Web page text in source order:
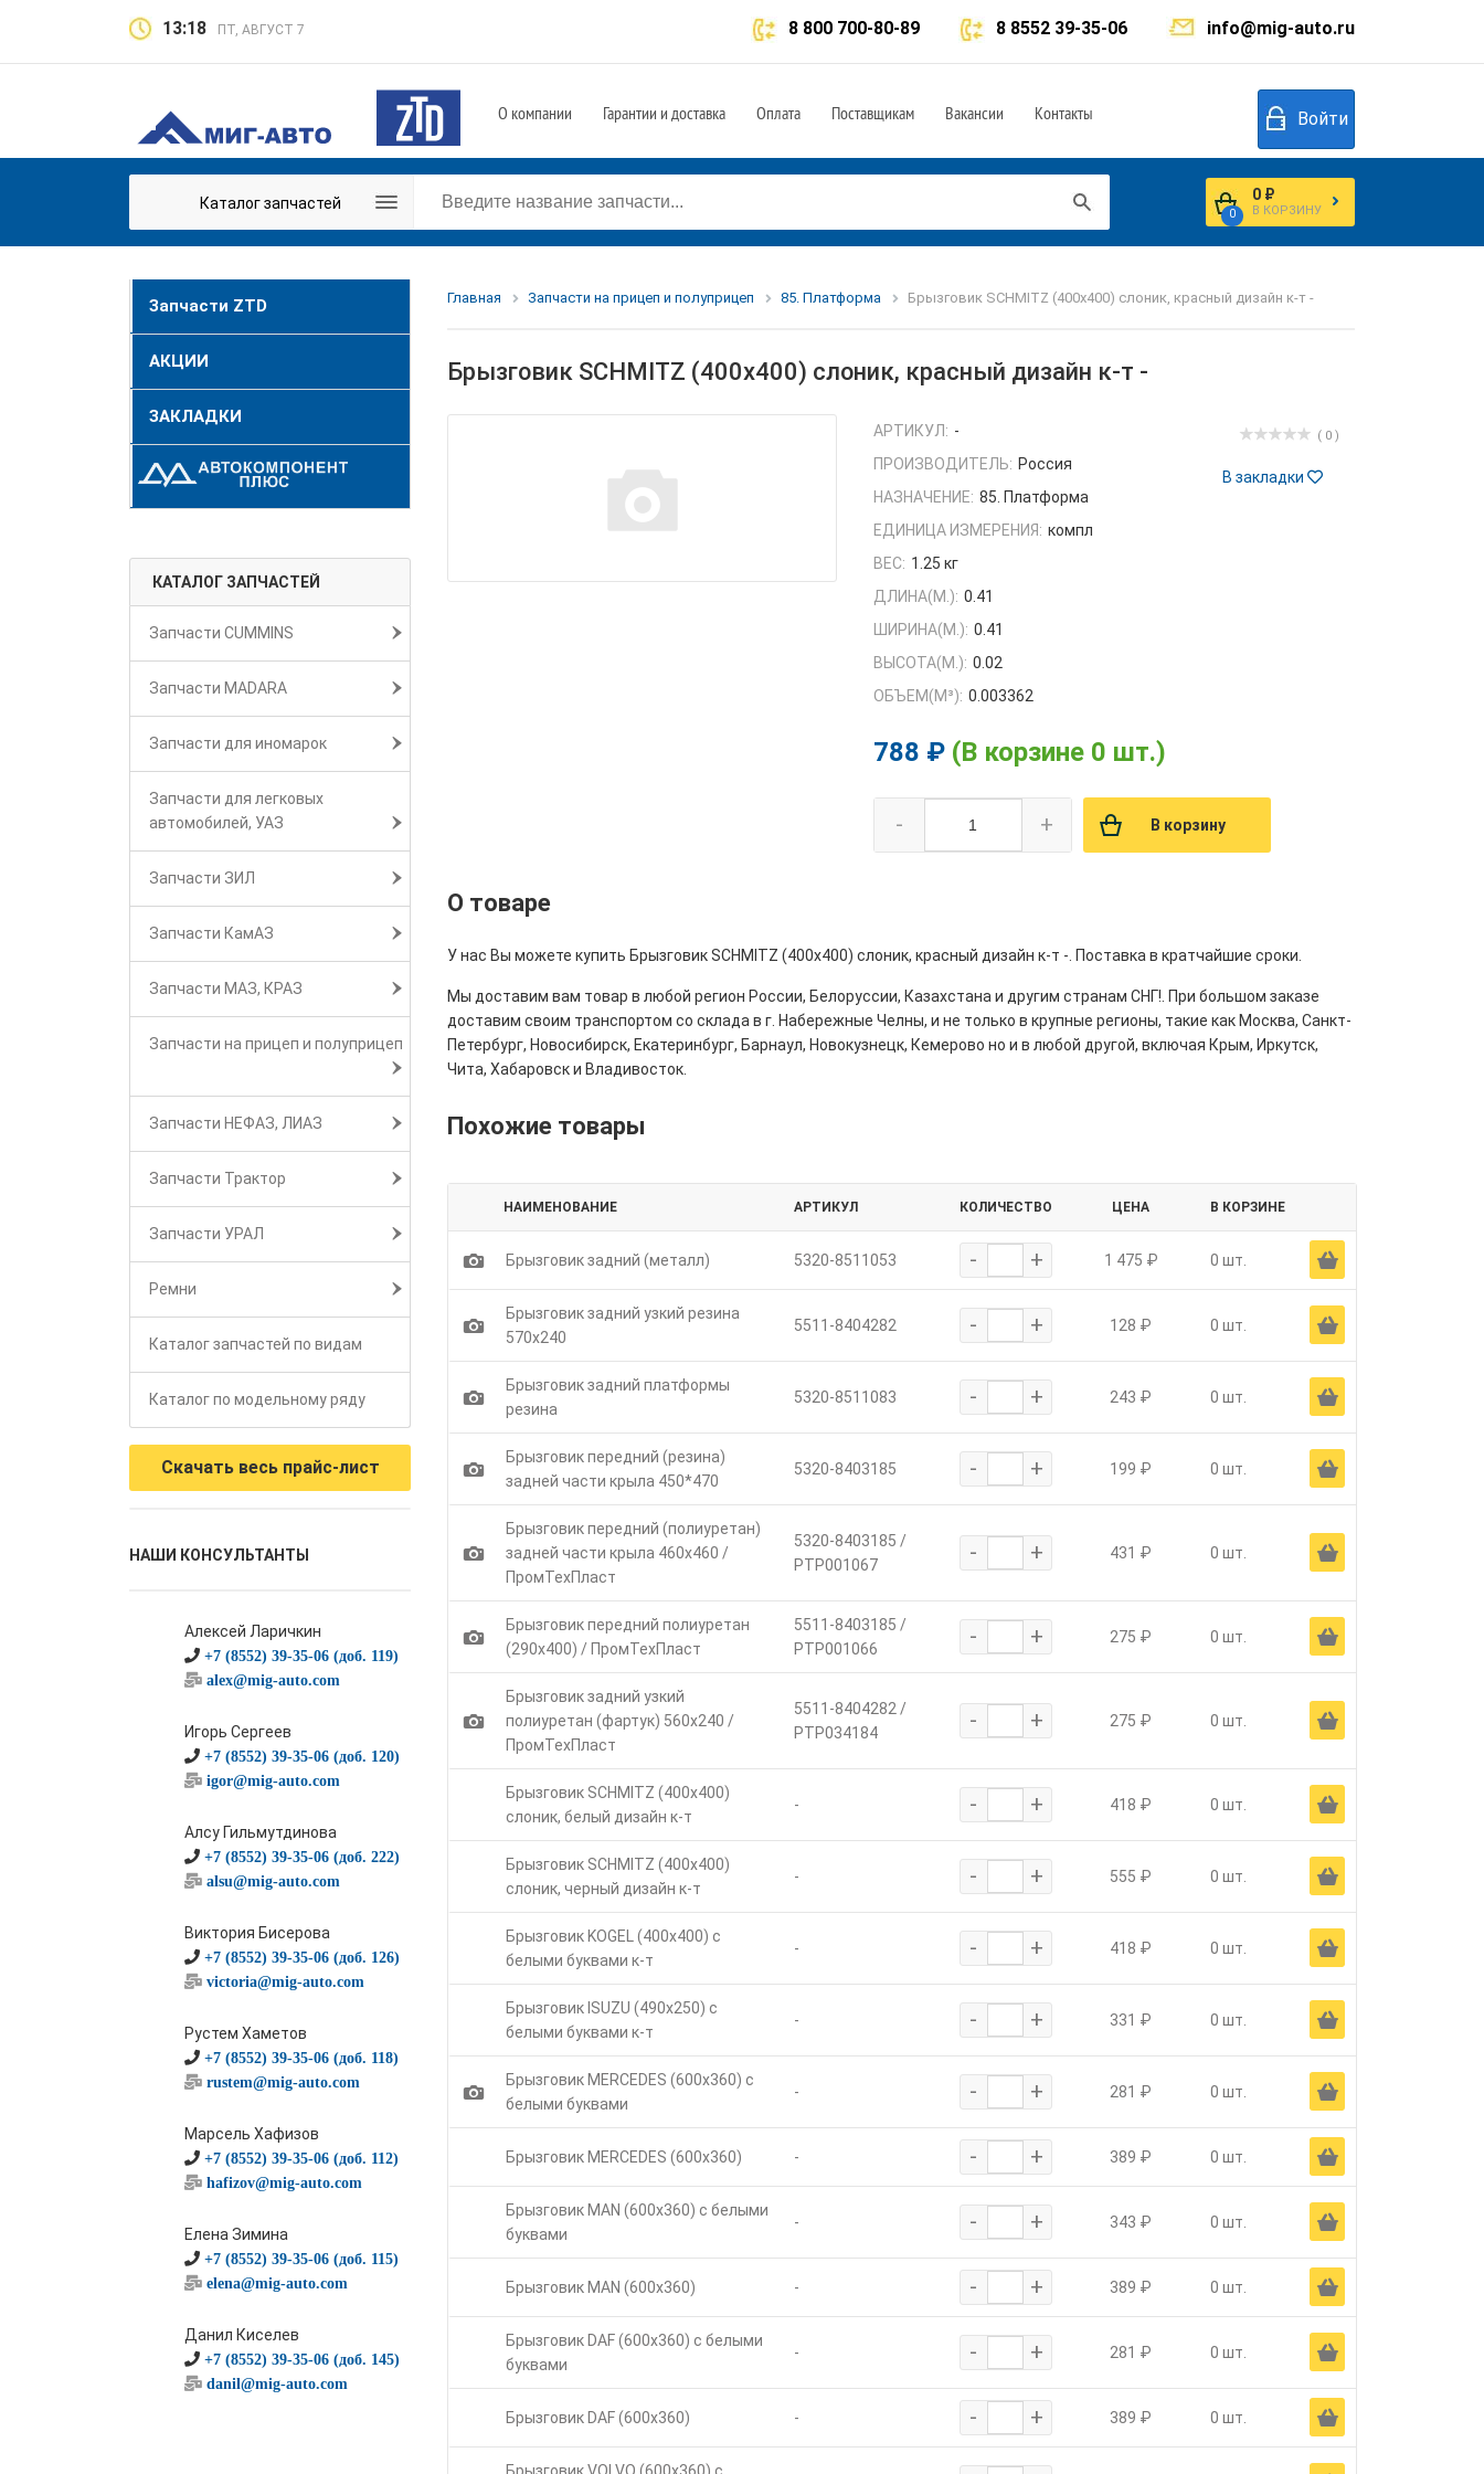
13:18 ПТ, АВГУСТ 7 info@mig-auto.ru
8 8552 39-35-06
8 800 700-80-89
О компании Гарантии и доставка Оплата Поставщикам Вакансии Контакты Войти
Каталог запчастей
0
0 ₽
В КОРЗИНУ
Запчасти ZTD
АКЦИИ
ЗАКЛАДКИ
КАТАЛОГ ЗАПЧАСТЕЙ
Запчасти CUMMINS
Запчасти MADARA
Запчасти для иномарок
Запчасти для легковых
автомобилей, УАЗ
Запчасти ЗИЛ
Запчасти КамАЗ
Запчасти МАЗ, КРАЗ
Запчасти на прицеп и полуприцеп
Запчасти НЕФАЗ, ЛИАЗ
Запчасти Трактор
Запчасти УРАЛ
Ремни
Каталог запчастей по видам
Каталог по модельному ряду
Скачать весь прайс-лист
НАШИ КОНСУЛЬТАНТЫ
Алексей Ларичкин
+7 (8552) 39-35-06 (доб. 119)
alex@mig-auto.com
Игорь Сергеев
+7 (8552) 39-35-06 (доб. 120)
igor@mig-auto.com
Алсу Гильмутдинова
+7 (8552) 39-35-06 (доб. 222)
alsu@mig-auto.com
Виктория Бисерова
+7 (8552) 39-35-06 (доб. 126)
victoria@mig-auto.com
Рустем Хаметов
+7 (8552) 39-35-06 (доб. 118)
rustem@mig-auto.com
Марсель Хафизов
+7 (8552) 39-35-06 (доб. 112)
hafizov@mig-auto.com
Елена Зимина
+7 (8552) 39-35-06 (доб. 115)
elena@mig-auto.com
Данил Киселев
+7 (8552) 39-35-06 (доб. 145)
danil@mig-auto.com
Главная Запчасти на прицеп и полуприцеп 85. Платформа Брызговик SCHMITZ (400х400) слоник, красный дизайн к-т -
Брызговик SCHMITZ (400х400) слоник, красный дизайн к-т -
( 0 )
В закладки
АРТИКУЛ: -
ПРОИЗВОДИТЕЛЬ: Россия
НАЗНАЧЕНИЕ: 85. Платформа
ЕДИНИЦА ИЗМЕРЕНИЯ: компл
ВЕС: 1.25 кг
ДЛИНА(М.): 0.41
ШИРИНА(М.): 0.41
ВЫСОТА(М.): 0.02
ОБЪЕМ(M³): 0.003362
788 ₽ (В корзине 0 шт.)
- + В корзину
О товаре
У нас Вы можете купить Брызговик SCHMITZ (400х400) слоник, красный дизайн к-т -. Поставка в кратчайшие сроки.
Мы доставим вам товар в любой регион России, Белоруссии, Казахстана и другим странам СНГ!. При большом заказе
доставим своим транспортом со склада в г. Набережные Челны, и не только в крупные регионы, такие как Москва, Санкт-
Петербург, Новосибирск, Екатеринбург, Барнаул, Новокузнецк, Кемерово но и в любой другой, включая Крым, Иркутск,
Чита, Хабаровск и Владивосток.
Похожие товары
НАИМЕНОВАНИЕ АРТИКУЛ КОЛИЧЕСТВО ЦЕНА В КОРЗИНЕ
1 Брызговик задний (металл) 5320-8511053 - + 1 475 ₽ 0 шт. Ä
1
Брызговик задний узкий резина
570х240
5511-8404282 - + 128 ₽ 0 шт. Ä
1
Брызговик задний платформы
резина
5320-8511083 - + 243 ₽ 0 шт. Ä
1
Брызговик передний (резина)
задней части крыла 450*470
5320-8403185 - + 199 ₽ 0 шт. Ä
1
Брызговик передний (полиуретан)
задней части крыла 460х460 /
ПромТехПласт
5320-8403185 /
РТР001067
- + 431 ₽ 0 шт. Ä
1
Брызговик передний полиуретан
(290х400) / ПромТехПласт
5511-8403185 /
РТР001066
- + 275 ₽ 0 шт. Ä
1
Брызговик задний узкий
полиуретан (фартук) 560х240 /
ПромТехПласт
5511-8404282 /
РТР034184
- + 275 ₽ 0 шт. Ä
Брызговик SCHMITZ (400х400)
слоник, белый дизайн к-т
- - + 418 ₽ 0 шт. Ä
Брызговик SCHMITZ (400х400)
слоник, черный дизайн к-т
- - + 555 ₽ 0 шт. Ä
Брызговик KOGEL (400х400) с
белыми буквами к-т
- - + 418 ₽ 0 шт. Ä
Брызговик ISUZU (490х250) с
белыми буквами к-т
- - + 331 ₽ 0 шт. Ä
1
Брызговик MERCEDES (600х360) с
белыми буквами
- - + 281 ₽ 0 шт. Ä
Брызговик MERCEDES (600х360) - - + 389 ₽ 0 шт. Ä
Брызговик MAN (600х360) с белыми
буквами
- - + 343 ₽ 0 шт. Ä
Брызговик MAN (600х360) - - + 389 ₽ 0 шт. Ä
Брызговик DAF (600х360) с белыми
буквами
- - + 281 ₽ 0 шт. Ä
Брызговик DAF (600х360) - - + 389 ₽ 0 шт. Ä